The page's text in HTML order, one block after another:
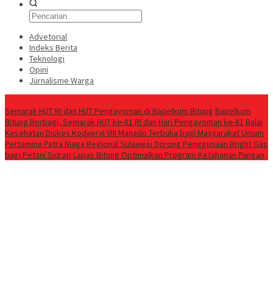
Advetorial
Indeks Berita
Teknologi
Opini
Jurnalisme Warga
Semarak HUT RI dan HUT Pengayoman di Bapelkum Bitung ‎Bapelkum
Bitung Berbagi, Semarak HUT ke-81 RI dan Hari Pengayoman ke-81 Balai
Kesehatan Diskes Kodaeral VIII Manado Terbuka bagi Masyarakat Umum
Pertamina Patra Niaga Regional Sulawesi Dorong Penggunaan Bright Gas
bagi Petani Sidrap Lapas Bitung Optimalkan Program Ketahanan Pangan